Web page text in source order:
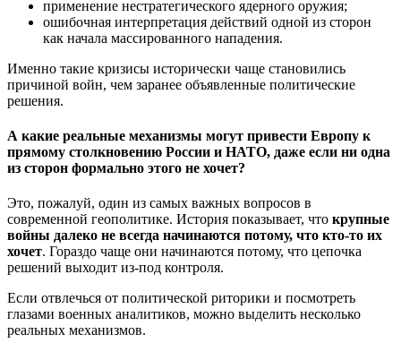
применение нестратегического ядерного оружия;
ошибочная интерпретация действий одной из сторон
как начала массированного нападения.
Именно такие кризисы исторически чаще становились
причиной войн, чем заранее объявленные политические
решения.
А какие реальные механизмы могут привести Европу к
прямому столкновению России и НАТО, даже если ни одна
из сторон формально этого не хочет?
Это, пожалуй, один из самых важных вопросов в
современной геополитике. История показывает, что крупные
войны далеко не всегда начинаются потому, что кто-то их
хочет. Гораздо чаще они начинаются потому, что цепочка
решений выходит из-под контроля.
Если отвлечься от политической риторики и посмотреть
глазами военных аналитиков, можно выделить несколько
реальных механизмов.